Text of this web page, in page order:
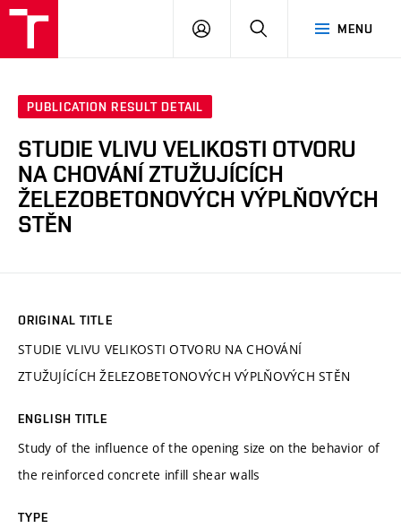
MENU
LOG
SEARCH
PUBLICATION RESULT DETAIL
STUDIE VLIVU VELIKOSTI OTVORU
NA CHOVÁNÍ ZTUŽUJÍCÍCH
ŽELEZOBETONOVÝCH VÝPLŇOVÝCH
STĚN
ORIGINAL TITLE
STUDIE VLIVU VELIKOSTI OTVORU NA CHOVÁNÍ
ZTUŽUJÍCÍCH ŽELEZOBETONOVÝCH VÝPLŇOVÝCH STĚN
ENGLISH TITLE
Study of the influence of the opening size on the behavior of
the reinforced concrete infill shear walls
TYPE